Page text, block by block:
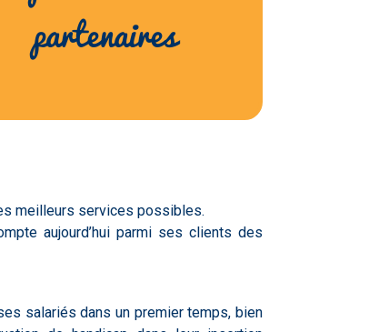
partenaires
meilleurs services possibles.
aujourd’hui parmi ses clients des
salariés dans un premier temps, bien